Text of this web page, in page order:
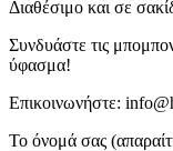
Διαθέσιμο και σε
Συνδυάστε τις
ύφασμα!
Επικοινωνήστε:
Το όνομά σας